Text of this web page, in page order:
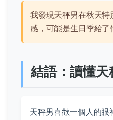
我發現天秤男在秋天
感，可能是生日季給了
結語：讀懂
天秤男喜歡一個人的